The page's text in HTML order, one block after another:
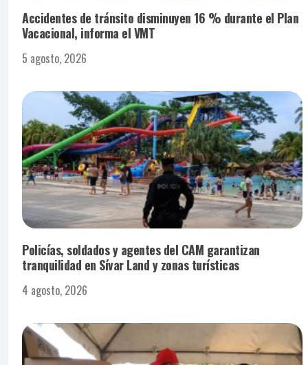
Accidentes de tránsito disminuyen 16 % durante el Plan
Vacacional, informa el VMT
5 agosto, 2026
Policías, soldados y agentes del CAM garantizan
tranquilidad en Sívar Land y zonas turísticas
4 agosto, 2026